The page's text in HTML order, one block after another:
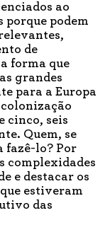
ao
podem
de
forma que
grandes
para a Europa
cinco, seis
Quem, se
fazê-lo? Por
complexidades
e destacar os
estiveram
das